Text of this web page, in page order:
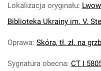
Lokalizacja oryginału:
Biblioteka Ukrainy im. V.
Oprawa: Skóra, tł. zł. na
Sygnatura obecna: CT I